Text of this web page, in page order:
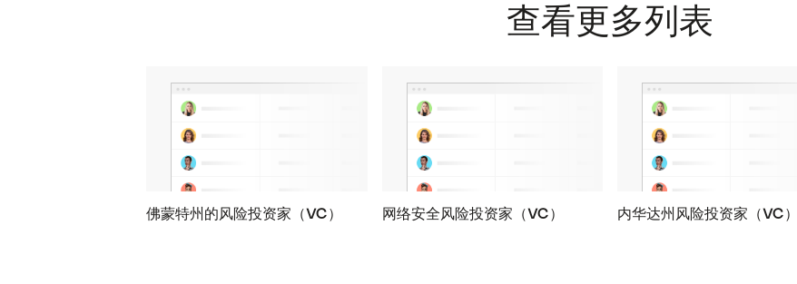
查看更多列表
佛蒙特州的风险投资家（VC） 网络安全风险投资家（VC） 内华达州风险投资家（VC）